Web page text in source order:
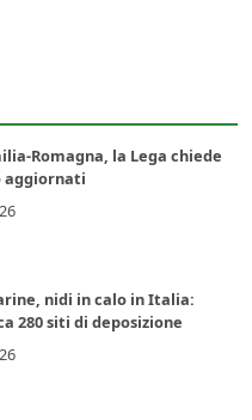
Romagna, la Lega chiede
aggiornati
nidi in calo in Italia:
280 siti di deposizione